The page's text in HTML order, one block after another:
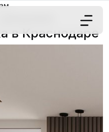
работы
в Краснодаре